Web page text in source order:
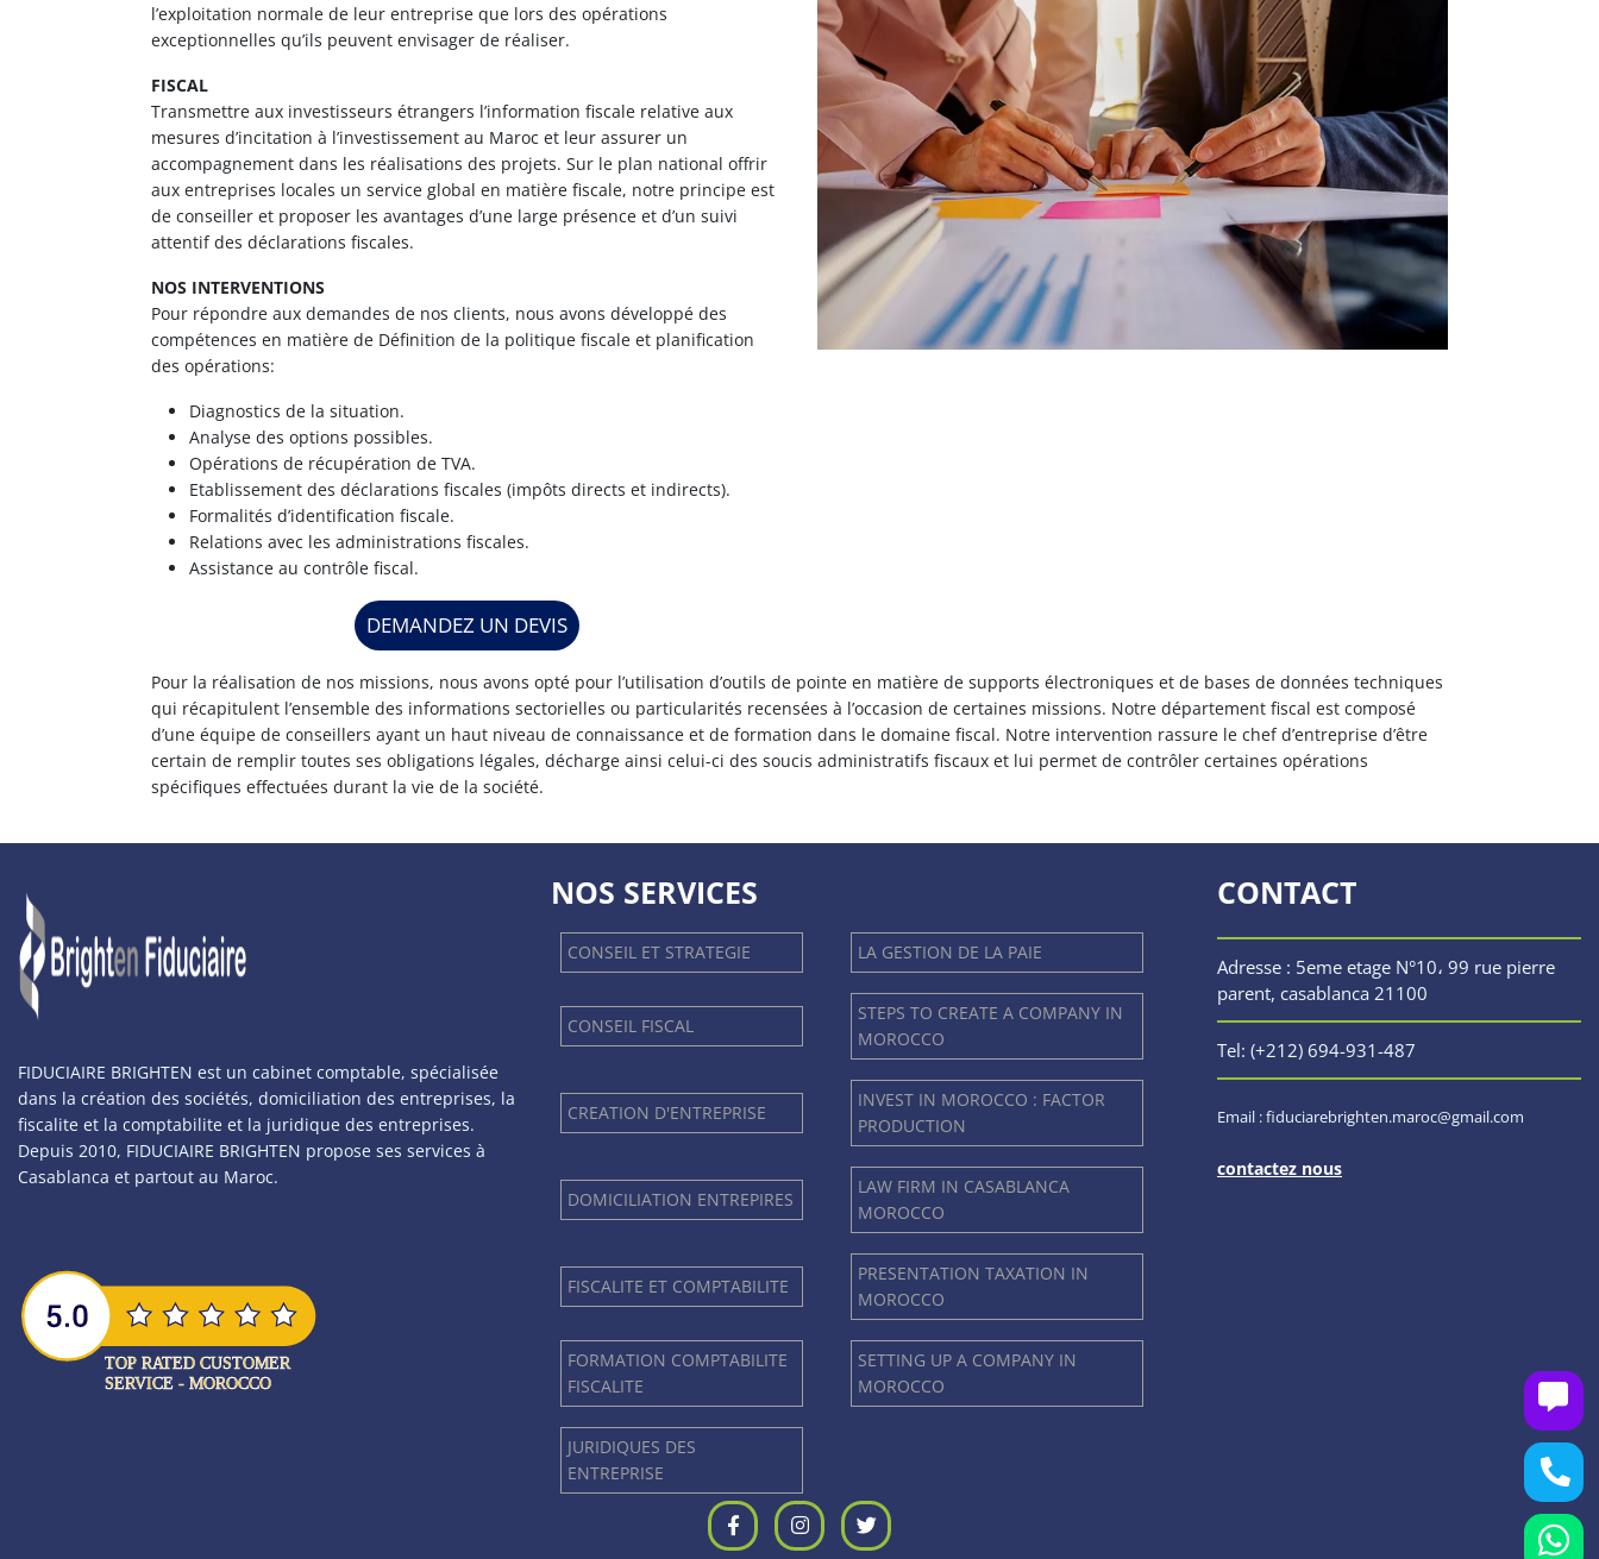
l’exploitation normale de leur entreprise que lors des opérations
exceptionnelles qu’ils peuvent envisager de réaliser.
FISCAL
Transmettre aux investisseurs étrangers l’information fiscale relative aux
mesures d’incitation à l’investissement au Maroc et leur assurer un
accompagnement dans les réalisations des projets. Sur le plan national offrir
aux entreprises locales un service global en matière fiscale, notre principe est
de conseiller et proposer les avantages d’une large présence et d’un suivi
attentif des déclarations fiscales.
NOS INTERVENTIONS
Pour répondre aux demandes de nos clients, nous avons développé des
compétences en matière de Définition de la politique fiscale et planification
des opérations:
Diagnostics de la situation.
Analyse des options possibles.
Opérations de récupération de TVA.
Etablissement des déclarations fiscales (impôts directs et indirects).
Formalités d’identification fiscale.
Relations avec les administrations fiscales.
Assistance au contrôle fiscal.
DEMANDEZ UN DEVIS
Pour la réalisation de nos missions, nous avons opté pour l’utilisation d’outils de pointe en matière de supports électroniques et de bases de données techniques
qui récapitulent l’ensemble des informations sectorielles ou particularités recensées à l’occasion de certaines missions. Notre département fiscal est composé
d’une équipe de conseillers ayant un haut niveau de connaissance et de formation dans le domaine fiscal. Notre intervention rassure le chef d’entreprise d’être
certain de remplir toutes ses obligations légales, décharge ainsi celui-ci des soucis administratifs fiscaux et lui permet de contrôler certaines opérations
spécifiques effectuées durant la vie de la société.
FIDUCIAIRE BRIGHTEN est un cabinet comptable, spécialisée
dans la création des sociétés, domiciliation des entreprises, la
fiscalite et la comptabilite et la juridique des entreprises.
Depuis 2010, FIDUCIAIRE BRIGHTEN propose ses services à
Casablanca et partout au Maroc.
NOS SERVICES
CONSEIL ET STRATEGIE LA GESTION DE LA PAIE
CONSEIL FISCAL
STEPS TO CREATE A COMPANY IN
MOROCCO
CREATION D'ENTREPRISE
INVEST IN MOROCCO : FACTOR
PRODUCTION
DOMICILIATION ENTREPIRES
LAW FIRM IN CASABLANCA
MOROCCO
FISCALITE ET COMPTABILITE
PRESENTATION TAXATION IN
MOROCCO
FORMATION COMPTABILITE
FISCALITE
SETTING UP A COMPANY IN
MOROCCO
JURIDIQUES DES
ENTREPRISE
CONTACT
Adresse : 5eme etage N°10، 99 rue pierre
parent, casablanca 21100
Tel: (+212) 694-931-487
Email : fiduciarebrighten.maroc@gmail.com
contactez nous